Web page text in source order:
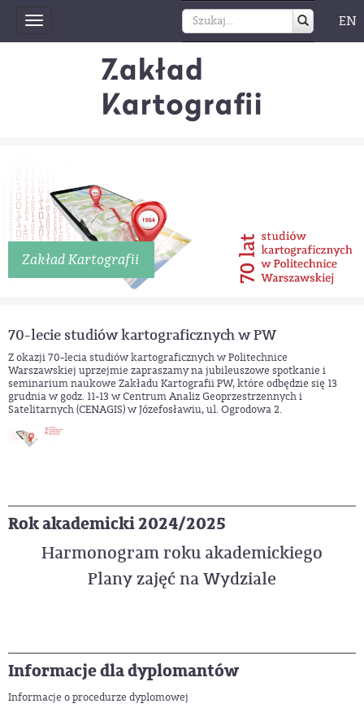
Toggle
navigation
EN
Zakład Kartografii
70-lecie studiów kartograficznych w PW
Z okazji 70-lecia studiów kartograficznych w Politechnice
Warszawskiej uprzejmie zapraszamy na jubileuszowe spotkanie i
seminarium naukowe Zakładu Kartografii PW, które odbędzie się 13
grudnia w godz. 11-13 w Centrum Analiz Geoprzestrzennych i
Satelitarnych (CENAGIS) w Józefosławiu, ul. Ogrodowa 2.
Rok akademicki 2024/2025
Harmonogram roku akademickiego
Plany zajęć na Wydziale
Informacje dla dyplomantów
Informacje o procedurze dyplomowej